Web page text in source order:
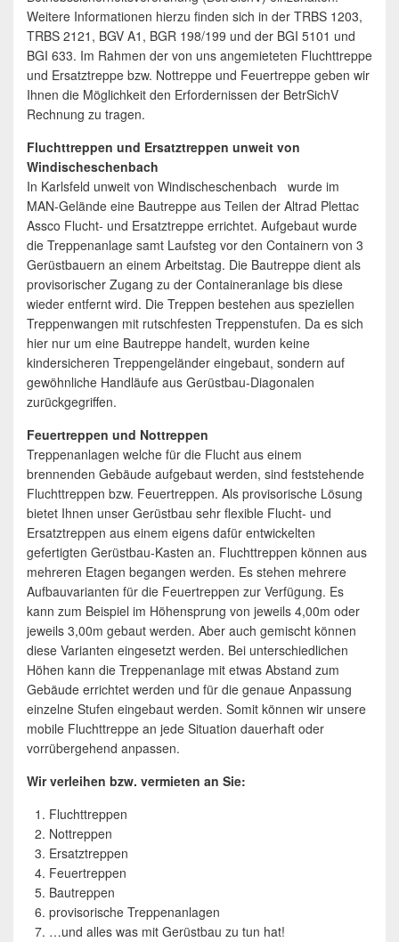
Weitere Informationen hierzu finden sich in der TRBS 1203,
TRBS 2121, BGV A1, BGR 198/199 und der BGI 5101 und
BGI 633. Im Rahmen der von uns angemieteten Fluchttreppe
und Ersatztreppe bzw. Nottreppe und Feuertreppe geben wir
Ihnen die Möglichkeit den Erfordernissen der BetrSichV
Rechnung zu tragen.
Fluchttreppen und Ersatztreppen unweit von
Windischeschenbach
In Karlsfeld unweit von Windischeschenbach wurde im
MAN-Gelände eine Bautreppe aus Teilen der Altrad Plettac
Assco Flucht- und Ersatztreppe errichtet. Aufgebaut wurde
die Treppenanlage samt Laufsteg vor den Containern von 3
Gerüstbauern an einem Arbeitstag. Die Bautreppe dient als
provisorischer Zugang zu der Containeranlage bis diese
wieder entfernt wird. Die Treppen bestehen aus speziellen
Treppenwangen mit rutschfesten Treppenstufen. Da es sich
hier nur um eine Bautreppe handelt, wurden keine
kindersicheren Treppengeländer eingebaut, sondern auf
gewöhnliche Handläufe aus Gerüstbau-Diagonalen
zurückgegriffen.
Feuertreppen und Nottreppen
Treppenanlagen welche für die Flucht aus einem
brennenden Gebäude aufgebaut werden, sind feststehende
Fluchttreppen bzw. Feuertreppen. Als provisorische Lösung
bietet Ihnen unser Gerüstbau sehr flexible Flucht- und
Ersatztreppen aus einem eigens dafür entwickelten
gefertigten Gerüstbau-Kasten an. Fluchttreppen können aus
mehreren Etagen begangen werden. Es stehen mehrere
Aufbauvarianten für die Feuertreppen zur Verfügung. Es
kann zum Beispiel im Höhensprung von jeweils 4,00m oder
jeweils 3,00m gebaut werden. Aber auch gemischt können
diese Varianten eingesetzt werden. Bei unterschiedlichen
Höhen kann die Treppenanlage mit etwas Abstand zum
Gebäude errichtet werden und für die genaue Anpassung
einzelne Stufen eingebaut werden. Somit können wir unsere
mobile Fluchttreppe an jede Situation dauerhaft oder
vorrübergehend anpassen.
Wir verleihen bzw. vermieten an Sie:
Fluchttreppen
Nottreppen
Ersatztreppen
Feuertreppen
Bautreppen
provisorische Treppenanlagen
…und alles was mit Gerüstbau zu tun hat!